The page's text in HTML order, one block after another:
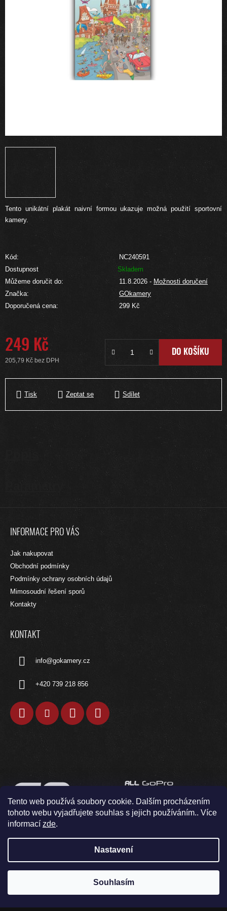
Tento web používá soubory cookie. Dalším procházením
tohoto webu vyjadřujete souhlas s jejich používáním.. Více
informací zde.
Nastavení
Souhlasím
Tento unikátní plakát naivní formou ukazuje možná použití sportovní
kamery.
Kód:
NC240591
Dostupnost
Skladem
Můžeme doručit do:
11.8.2026 - Možnosti doručení
Značka:
GOkamery
Doporučená cena:
299 Kč
249 Kč
205,79 Kč bez DPH
DO KOŠÍKU
Tisk Zeptat se Sdílet
INFORMACE PRO VÁS
Jak nakupovat
Obchodní podmínky
Podmínky ochrany osobních údajů
Mimosoudní řešení sporů
Kontakty
KONTAKT
info@gokamery.cz
+420 739 218 856